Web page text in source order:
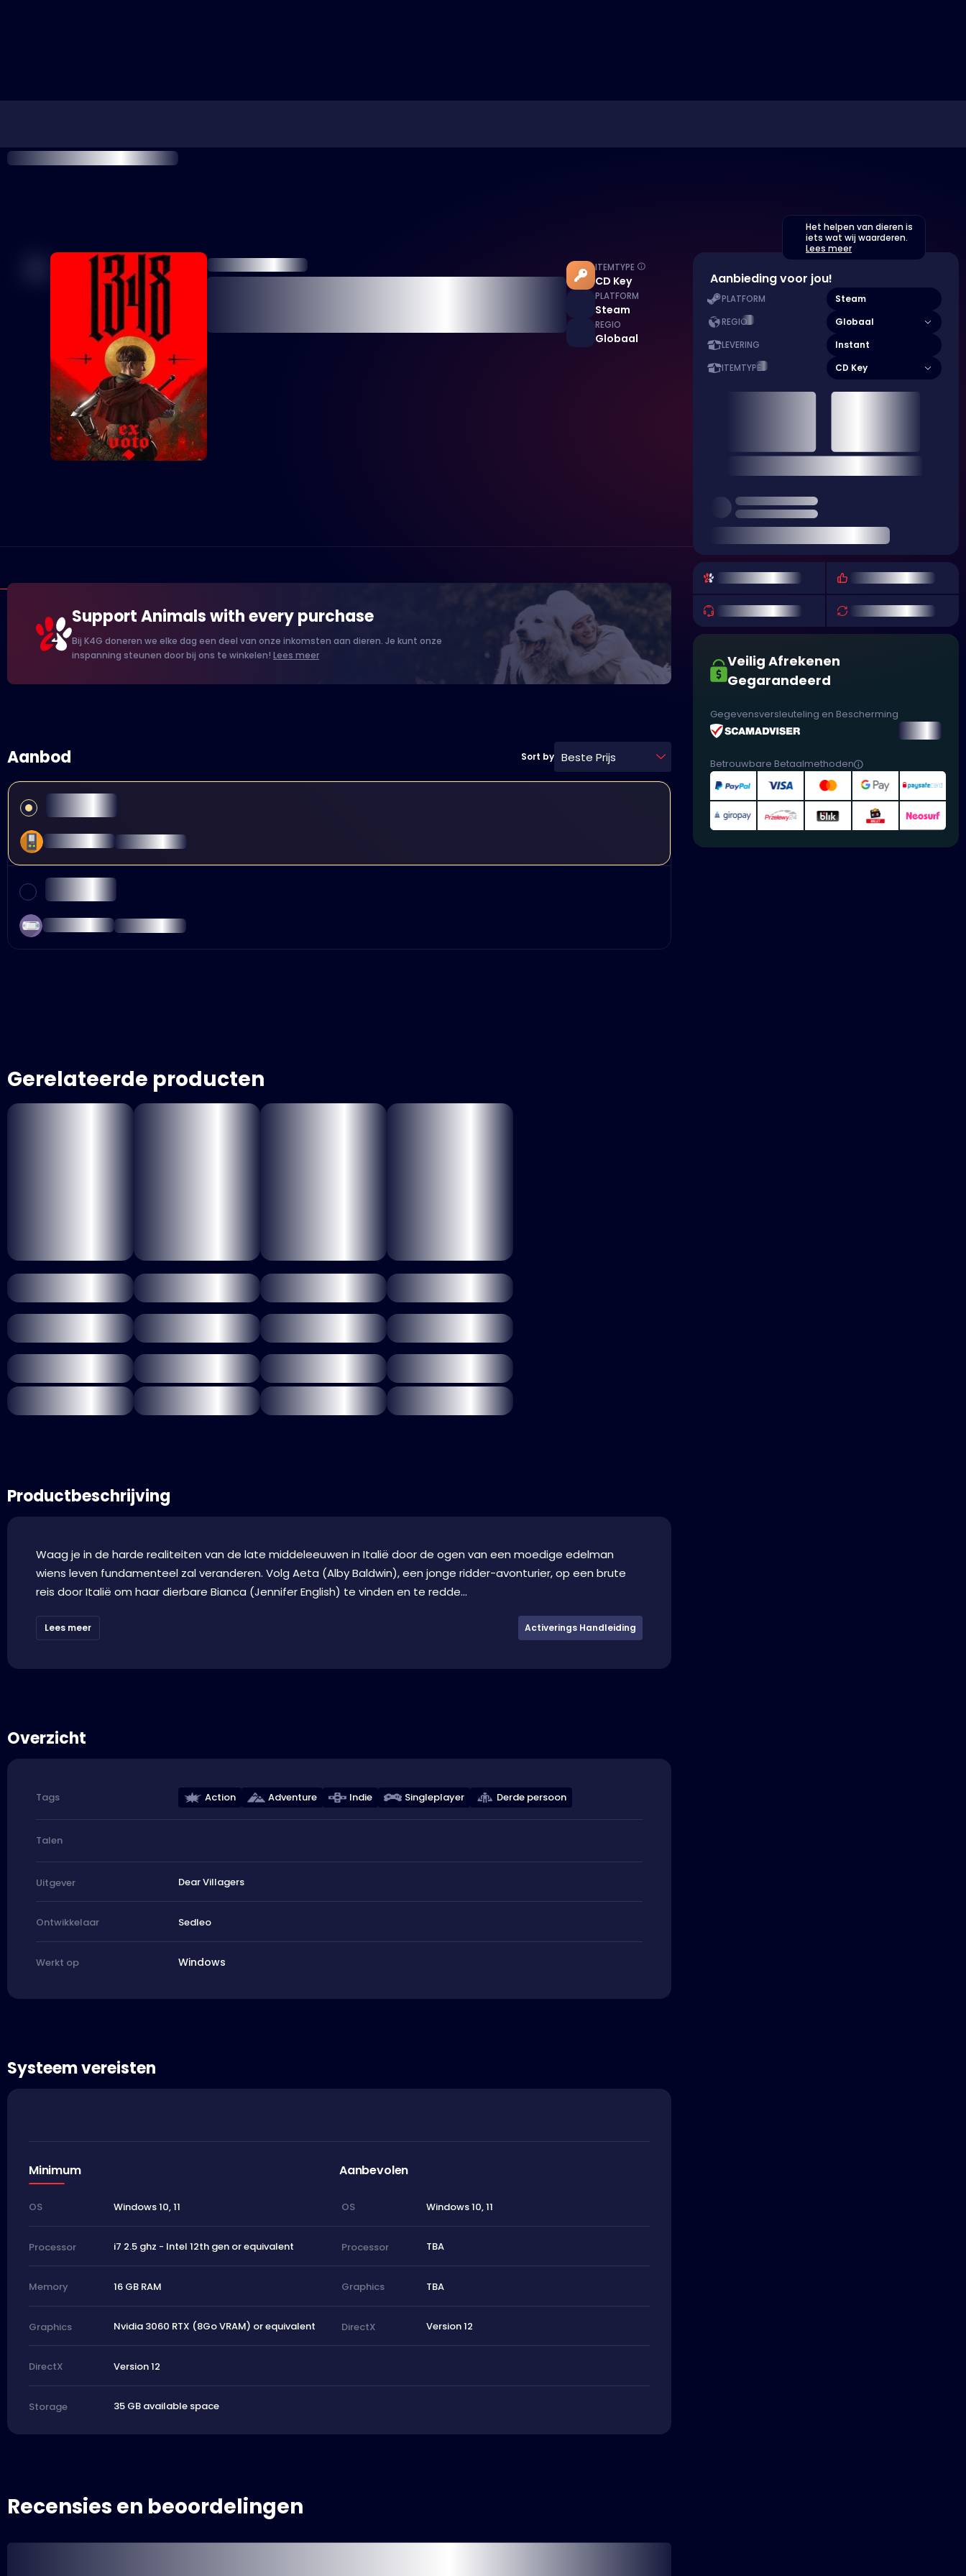
ITEMTYPE
CD Key
PLATFORM
Steam
REGIO
Globaal
Support Animals with every purchase
Bij K4G doneren we elke dag een deel van onze inkomsten aan dieren. Je kunt onze
inspanning steunen door bij ons te winkelen! Lees meer
Aanbod Sort by Beste Prijs
Gerelateerde producten
Productbeschrijving
Waag je in de harde realiteiten van de late middeleeuwen in Italië door de ogen van een moedige edelman
wiens leven fundamenteel zal veranderen. Volg Aeta (Alby Baldwin), een jonge ridder-avonturier, op een brute
reis door Italië om haar dierbare Bianca (Jennifer English) te vinden en te redde...
Lees meer Activerings Handleiding
Overzicht
Tags Action Adventure Indie Singleplayer Derde persoon
Talen
Uitgever Dear Villagers
Ontwikkelaar Sedleo
Werkt op Windows
Systeem vereisten
Minimum Aanbevolen
OS Windows 10, 11 OS Windows 10, 11
Processor i7 2.5 ghz - Intel 12th gen or equivalent Processor TBA
Memory 16 GB RAM Graphics TBA
Graphics Nvidia 3060 RTX (8Go VRAM) or equivalent DirectX Version 12
DirectX Version 12
Storage 35 GB available space
Recensies en beoordelingen
Het helpen van dieren is
iets wat wij waarderen.
Lees meer
Aanbieding voor jou!
PLATFORM Steam
REGIO Globaal
LEVERING Instant
ITEMTYPE CD Key
Veilig Afrekenen
Gegarandeerd
Gegevensversleuteling en Bescherming
Betrouwbare Betaalmethoden